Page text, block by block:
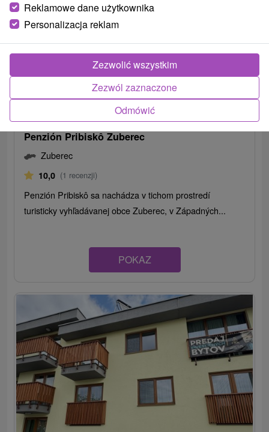
Penzión Pribiskô Zuberec
Zuberec
10,0 (1 recenzji)
Penzión Pribiskô sa nachádza v tichom prostredí
turisticky vyhľadávanej obce Zuberec, v Západných...
POKAZ
Reklamowe dane użytkownika
Personalizacja reklam
Odmówić
Zezwól zaznaczone
Zezwolić wszystkim